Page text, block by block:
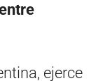
ejerce